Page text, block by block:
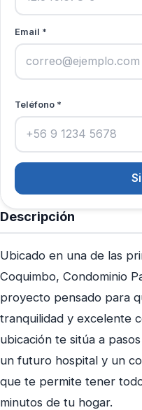
Descripción
Ubicado en una de las
Coquimbo, Condominio
proyecto pensado para
tranquilidad y excelente
ubicación te sitúa a
un futuro hospital y un
que te permite tener
minutos de tu hogar.
Email *
Teléfono *